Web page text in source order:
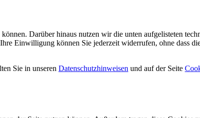
Darüber hinaus nutzen wir die unten aufgelisteten
Einwilligung können Sie jederzeit widerrufen, ohne dass
Sie in unseren Datenschutzhinweisen und auf der Seite